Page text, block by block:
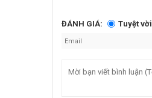
ĐÁNH GIÁ: Tuyệt vời